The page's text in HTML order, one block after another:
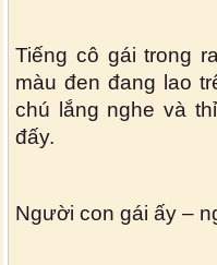
Tiếng cô gái trong
màu đen đang lao
chú lắng nghe và
đấy.
Người con gái ấy –